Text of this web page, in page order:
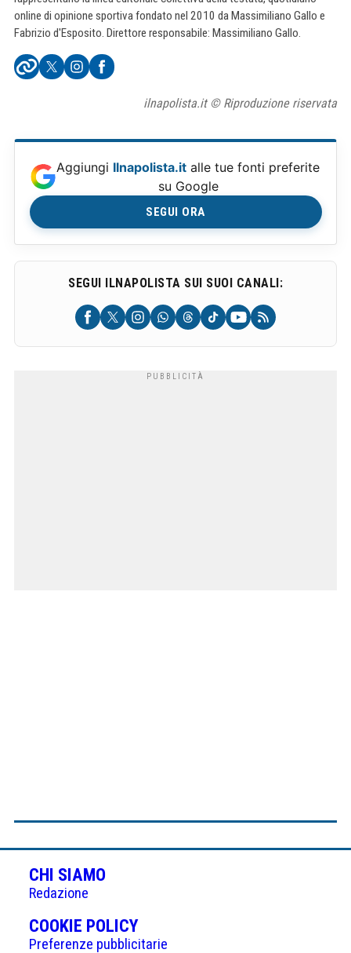
online di opinione sportiva fondato nel 2010 da Massimiliano Gallo e
Fabrizio d'Esposito. Direttore responsabile: Massimiliano Gallo.
ilnapolista.it © Riproduzione riservata
Aggiungi Ilnapolista.it alle tue fonti preferite
su Google
SEGUI ORA
SEGUI ILNAPOLISTA SUI SUOI CANALI:
CHI SIAMO
Redazione
COOKIE POLICY(APRE
IN
Preferenze pubblicitarie